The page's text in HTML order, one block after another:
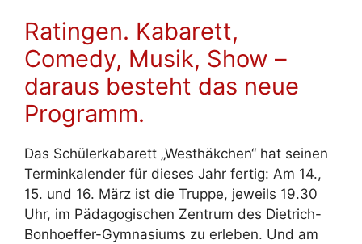
Ratingen. Kabarett,
Comedy, Musik, Show –
daraus besteht das neue
Programm.
Das Schülerkabarett „Westhäkchen“ hat seinen
Terminkalender für dieses Jahr fertig: Am 14.,
15. und 16. März ist die Truppe, jeweils 19.30
Uhr, im Pädagogischen Zentrum des Dietrich-
Bonhoeffer-Gymnasiums zu erleben. Und am